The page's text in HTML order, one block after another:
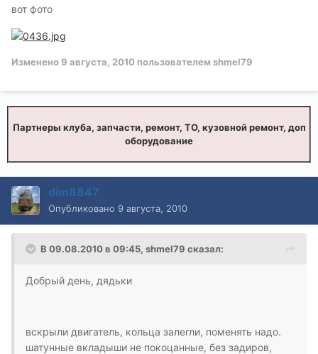
вот фото
Изменено9 августа, 2010 пользователем shmel79
Партнеры клуба, запчасти, ремонт, ТО, кузовной ремонт, доп
оборудование
dim8847
Опубликовано 9 августа, 2010
В 09.08.2010 в 09:45, shmel79 сказал:
Добрый день, дядьки
вскрыли двигатель, кольца залегли, поменять надо.
шатунные вкладыши не покоцанные, без задиров,